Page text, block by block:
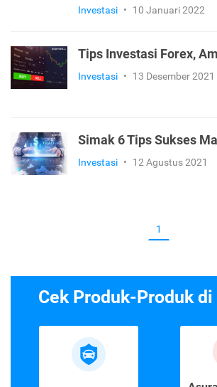
Investasi • 10 Januari 2022
Tips Investasi Forex,
Investasi • 13 Desember 2021
Simak 6 Tips Sukses
Investasi • 12 Agustus 2021
1
Cek Produk-Produk